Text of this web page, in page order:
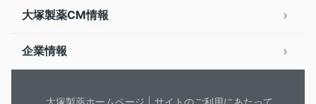
大塚製薬CM情報
企業情報